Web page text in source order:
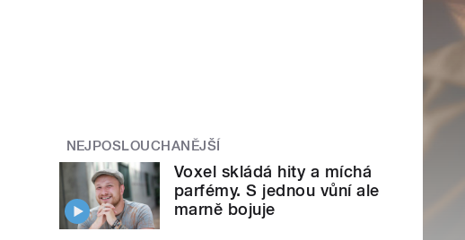
NEJPOSLOUCHANĚJŠÍ
Voxel skládá hity a míchá
parfémy. S jednou vůní ale
marně bojuje